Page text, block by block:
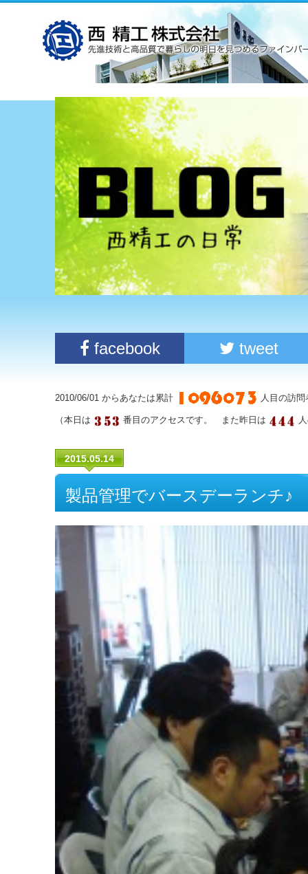
facebook tweet
2010/06/01 からあなたは累計 人目の訪
（本日は 番目のアクセスです。 また昨日は
2015.05.14
製品管理でバースデーランチ♪